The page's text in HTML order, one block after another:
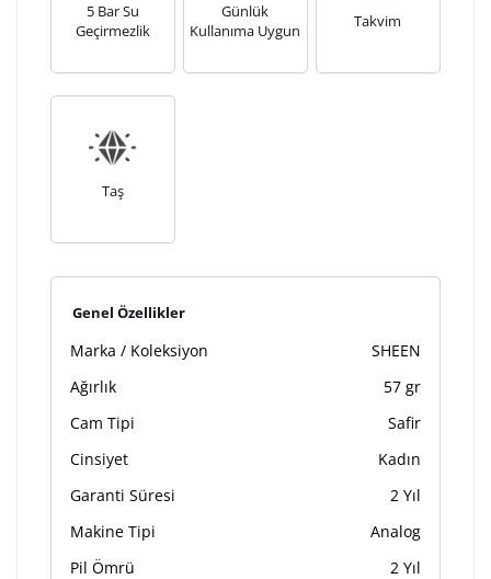
Kişiselleştirilmiş ürünlerin teslim süresi gravür işleme
sebebi ile 1-2 iş günü uzamaktadır. Gravür İşlemi
Kişiselleştirilmiş
5 Bar Su
Geçirmezlik
Günlük
Kullanıma Uygun
Takvim
Taş
Genel Özellikler
Marka / Koleksiyon
SHEEN
Ağırlık
57 gr
Cam Tipi
Safir
Cinsiyet
Kadın
Garanti Süresi
2 Yıl
Makine Tipi
Analog
Pil Ömrü
2 Yıl